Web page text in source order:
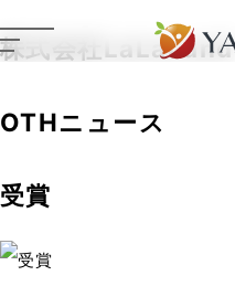
株式会社LaLaLand
OTHニュース
受賞